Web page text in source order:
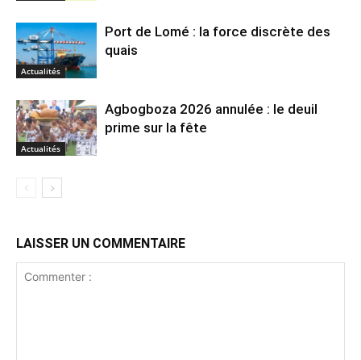
Actualités
Port de Lomé : la force discrète des
quais
Actualités
Agbogboza 2026 annulée : le deuil
prime sur la fête
LAISSER UN COMMENTAIRE